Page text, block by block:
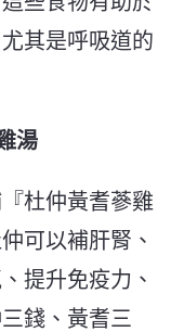
其是呼吸道的
湯
杜仲黃耆蔘雞
可以補肝腎、
提升免疫力、
錢、黃耆三